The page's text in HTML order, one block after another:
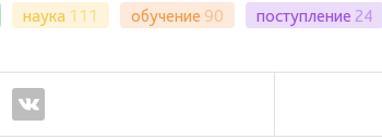
наука 111 обучение 90 поступление 24